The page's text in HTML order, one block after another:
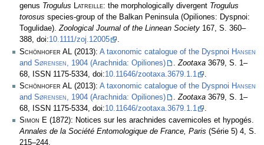
genus Trogulus Latreille: the morphologically divergent Trogulus
torosus species-group of the Balkan Peninsula (Opiliones: Dyspnoi:
Togulidae).Zoological Journal of the Linnean Society 167, S. 360–
388, doi:10.1111/zoj.12005
.
Schönhofer AL
(2013): A taxonomic catalogue of the Dyspnoi Hansen
and Sørensen , 1904 (Arachnida: Opiliones) Zootaxa 3679, S. 1–
68, ISSN 1175-5334, doi:10.11646/zootaxa.3679.1.1
Schönhofer AL (2013): A taxonomic catalogue of the Dyspnoi Hansen
and Sørensen, 1904 (Arachnida: Opiliones) .Zootaxa 3679, S. 1–
68, ISSN 1175-5334, doi:10.11646/zootaxa.3679.1.1
.
Simon E (1872): Notices sur les arachnides cavernicoles et hypogés.
Annales de la Société Entomologique de France, Paris (Série 5) 4, S.
215–244.